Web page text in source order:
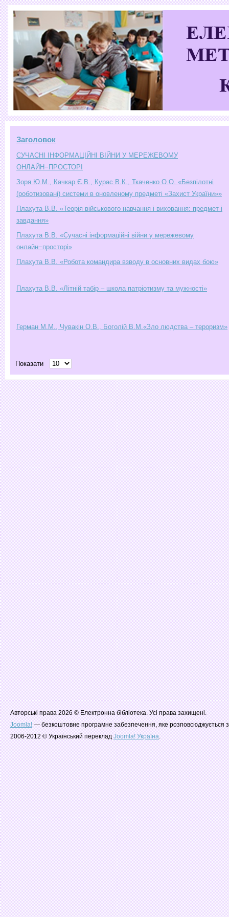
Заголовок
СУЧАСНІ ІНФОРМАЦІЙНІ ВІЙНИ У МЕРЕЖЕВОМУ
ОНЛАЙН−ПРОСТОРІ
Зоря Ю.М., Качкар Є.В., Курас В.К., Ткаченко О.О. «Безпілотні
(роботизовані) системи в оновленому предметі «Захист України»»
Плахута В.В. «Теорія військового навчання і виховання: предмет і
завдання»
Плахута В.В. «Сучасні інформаційні війни у мережевому
онлайн−просторі»
Плахута В.В. «Робота командира взводу в основних видах бою»
Плахута В.В. «Літній табір – школа патріотизму та мужності»
Герман М.М., Чувакін О.В., Боголій В.М.«Зло людства – тероризм»
Показати
Авторські права 2026 © Електронна бібліотека. Усі права захищені.
Joomla!— безкоштовне програмне забезпечення, яке розповсюджується
2006-2012 © Український перекладJoomla! Україна.